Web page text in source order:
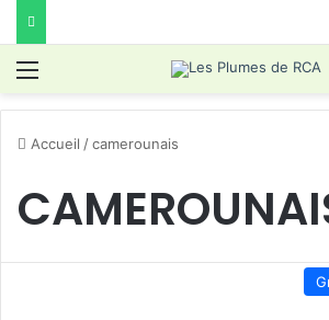
Menu
Accueil /camerounais